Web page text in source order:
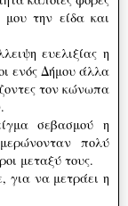
την είδα και
ευελιξίας η
ενός Δήμου άλλα
τον κώνωπα
σεβασμού η
πολύ
μεταξύ τους.
για να μετράει η